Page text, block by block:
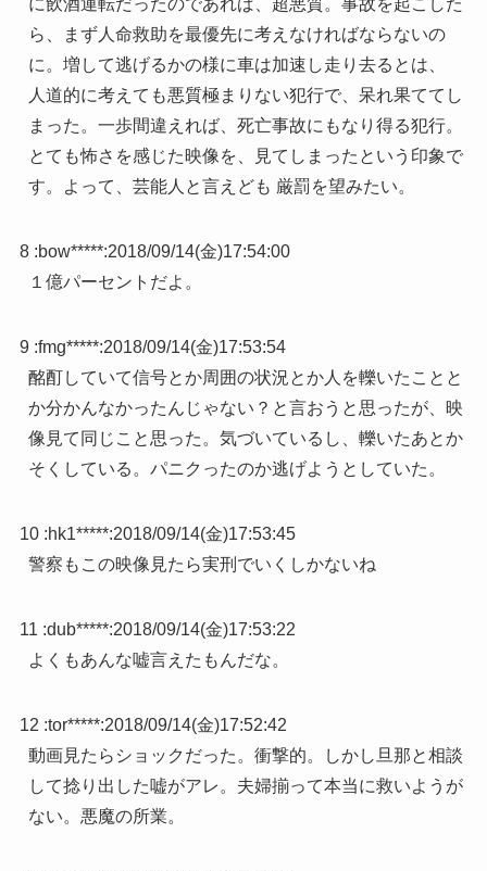
に飲酒運転だったのであれば、超悪質。事故を起こした
ら、まず人命救助を最優先に考えなければならないの
に。増して逃げるかの様に車は加速し走り去るとは、
人道的に考えても悪質極まりない犯行で、呆れ果ててし
まった。一歩間違えれば、死亡事故にもなり得る犯行。
とても怖さを感じた映像を、見てしまったという印象で
す。よって、芸能人と言えども 厳罰を望みたい。
8 :bow*****:2018/09/14(金)17:54:00
１億パーセントだよ。
9 :fmg*****:2018/09/14(金)17:53:54
酩酊していて信号とか周囲の状況とか人を轢いたことと
か分かんなかったんじゃない？と言おうと思ったが、映
像見て同じこと思った。気づいているし、轢いたあとか
そくしている。パニクったのか逃げようとしていた。
10 :hk1*****:2018/09/14(金)17:53:45
警察もこの映像見たら実刑でいくしかないね
11 :dub*****:2018/09/14(金)17:53:22
よくもあんな嘘言えたもんだな。
12 :tor*****:2018/09/14(金)17:52:42
動画見たらショックだった。衝撃的。しかし旦那と相談
して捻り出した嘘がアレ。夫婦揃って本当に救いようが
ない。悪魔の所業。